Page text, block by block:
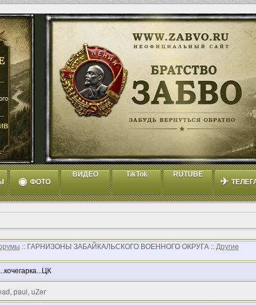
◉ ФОТО
ВИДЕО TikTok RUTUBE
✈
:: ГАРНИЗОНЫ ЗАБАЙКАЛЬСКОГО ВОЕННОГО ОКРУГА :: Другие
paul, uZer